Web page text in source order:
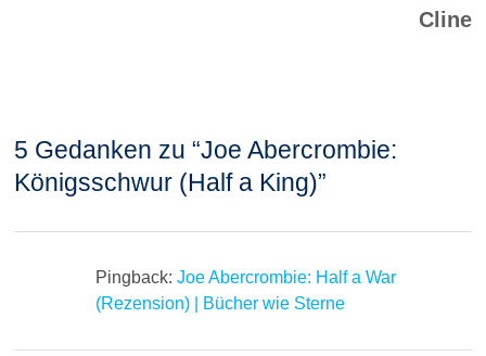
Cline
5 Gedanken zu “Joe Abercrombie:
Königsschwur (Half a King)”
Pingback: Joe Abercrombie: Half a War
(Rezension) | Bücher wie Sterne